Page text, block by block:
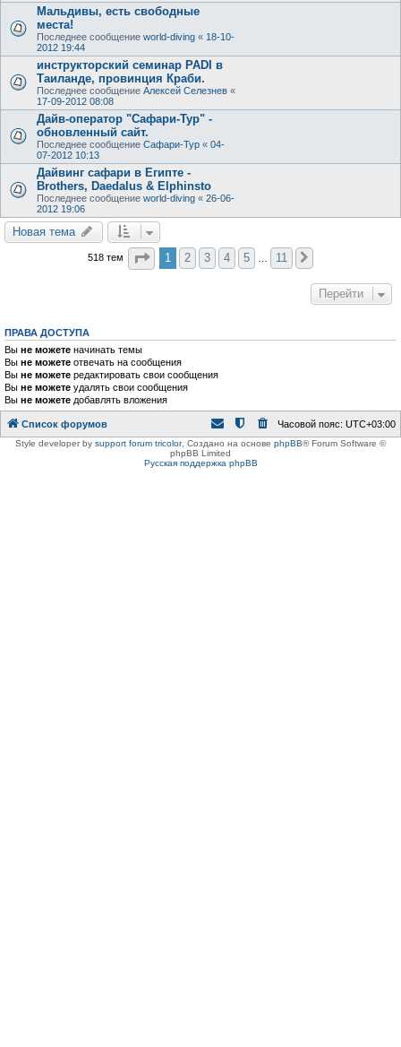
Мальдивы, есть свободные
места!
Последнее сообщение world-diving « 18-10-
2012 19:44
инструкторский семинар PADI в
Таиланде, провинция Краби.
Последнее сообщение Алексей Селезнев «
17-09-2012 08:08
Дайв-оператор "Сафари-Тур" -
обновленный сайт.
Последнее сообщение Сафари-Тур « 04-
07-2012 10:13
Дайвинг сафари в Египте -
Brothers, Daedalus & Elphinsto
Последнее сообщение world-diving « 26-06-
2012 19:06
Новая тема
518 тем Страница1 из
1 2 3 4 5 11
Перейти
ПРАВА ДОСТУПА
Вы не можете начинать темы
Вы не можете отвечать на сообщения
Вы не можете редактировать свои сообщения
Вы не можете удалять свои сообщения
Вы не можете добавлять вложения
Список форумов Часовой пояс: UTC+03:00
Style developer by support forum tricolor, Создано на основе phpBB® Forum Software ©
phpBB Limited
Русская поддержка phpBB